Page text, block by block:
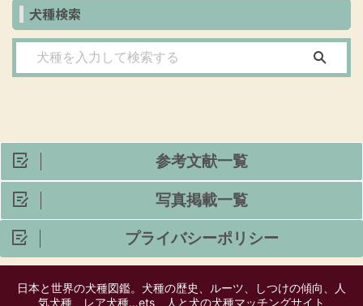
犬種検索
参考文献一覧
写真掲載一覧
プライバシーポリシー
日本と世界の犬種図鑑。犬種の歴史、ルーツ、しつけの傾向、人
気犬種、レア犬種…ets 人と犬の犬種マッチングサイト